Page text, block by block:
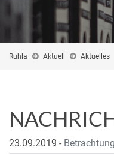
Ruhla Aktuell Aktuelles
23.09.2019 -